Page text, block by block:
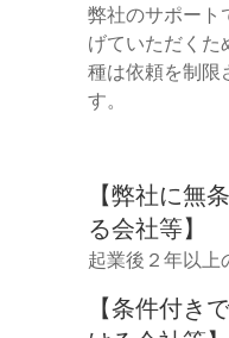
弊社のサポート
げていただくた
種は依頼を制限
す。
【弊社に無
る会社等】
起業後２年以上
【条件付き